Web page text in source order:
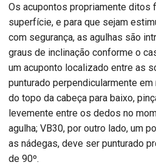
Os acupontos propriamente ditos
superfície, e para que sejam
com segurança, as agulhas são
graus de inclinação conforme o
um acuponto localizado entre as
punturado perpendicularmente
do topo da cabeça para baixo,
levemente entre os dedos no
agulha; VB30, por outro lado, um
as nádegas, deve ser punturado
de 90º.